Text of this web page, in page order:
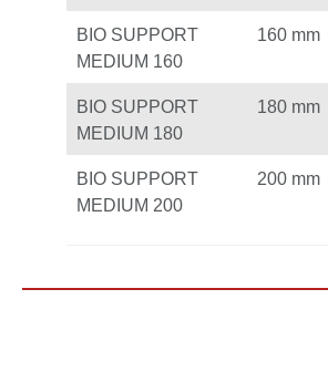
BIO SUPPORT
MEDIUM 160
160 mm
BIO SUPPORT
MEDIUM 180
180 mm
BIO SUPPORT
MEDIUM 200
200 mm